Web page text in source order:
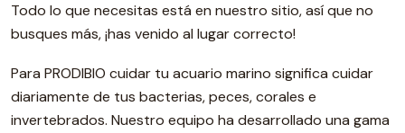
Todo lo que necesitas está en nuestro sitio, así que no
busques más, ¡has venido al lugar correcto!
Para PRODIBIO cuidar tu acuario marino significa cuidar
diariamente de tus bacterias, peces, corales e
invertebrados. Nuestro equipo ha desarrollado una gama